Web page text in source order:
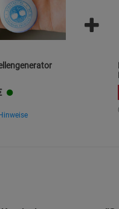
bestätigt die
Hinweise